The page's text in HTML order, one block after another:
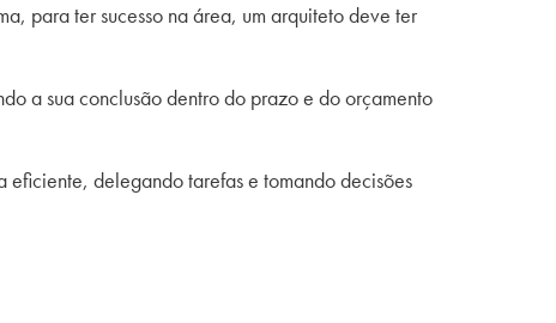
para ter sucesso na área, um arquiteto deve ter
a sua conclusão dentro do prazo e do orçamento
delegando tarefas e tomando decisões